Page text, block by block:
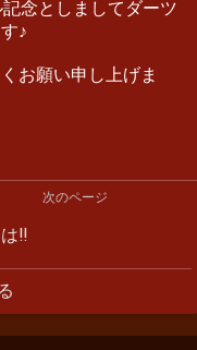
念としましてダーツ
♪
お願い申し上げま
次のページ
‼︎